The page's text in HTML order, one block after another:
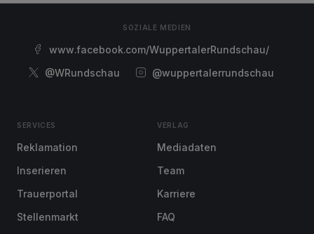
SOZIALE MEDIEN
www.facebook.com/WuppertalerRundschau/
@WRundschau
@wuppertalerrundschau
SERVICES
Reklamation
Inserieren
Trauerportal
Stellenmarkt
VERLAG
Mediadaten
Team
Karriere
FAQ